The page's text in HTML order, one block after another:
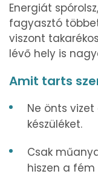
Energiát
fagyasztó
viszont
lévő hely is
Amit tarts
Ne önts
készüléket.
Csak
hiszen a